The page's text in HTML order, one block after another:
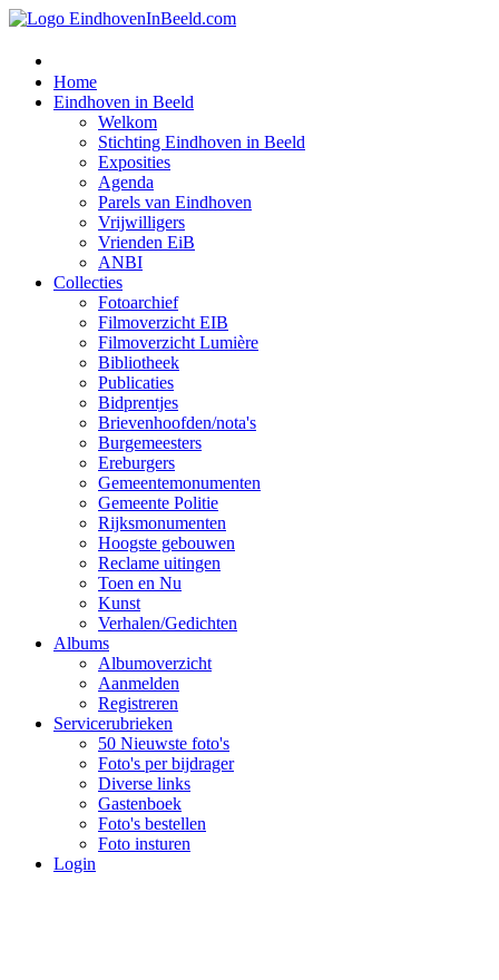
Home
Eindhoven in Beeld
Welkom
Stichting Eindhoven in Beeld
Exposities
Agenda
Parels van Eindhoven
Vrijwilligers
Vrienden EiB
ANBI
Collecties
Fotoarchief
Filmoverzicht EIB
Filmoverzicht Lumière
Bibliotheek
Publicaties
Bidprentjes
Brievenhoofden/nota's
Burgemeesters
Ereburgers
Gemeentemonumenten
Gemeente Politie
Rijksmonumenten
Hoogste gebouwen
Reclame uitingen
Toen en Nu
Kunst
Verhalen/Gedichten
Albums
Albumoverzicht
Aanmelden
Registreren
Servicerubrieken
50 Nieuwste foto's
Foto's per bijdrager
Diverse links
Gastenboek
Foto's bestellen
Foto insturen
Login